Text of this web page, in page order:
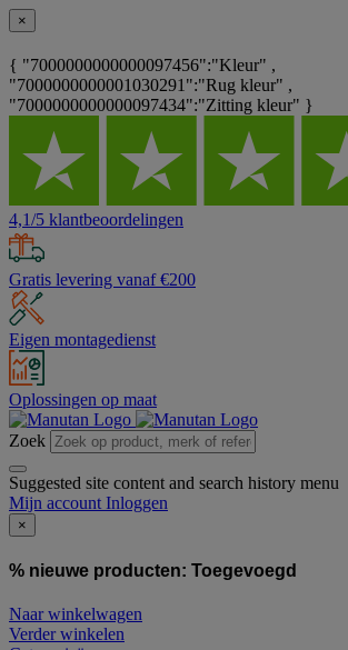
×
{ "7000000000000097456":"Kleur" ,
"7000000000001030291":"Rug kleur" ,
"7000000000000097434":"Zitting kleur" }
4,1/5 klantbeoordelingen
Gratis levering vanaf €200
Eigen montagedienst
Oplossingen op maat
Zoek
Suggested site content and search history menu
Mijn account Inloggen
×
% nieuwe producten: Toegevoegd
Naar winkelwagen
Verder winkelen